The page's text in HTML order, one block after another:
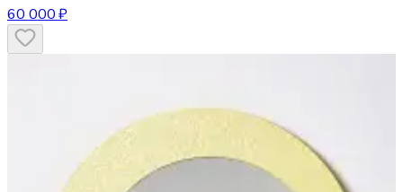
60 000 ₽